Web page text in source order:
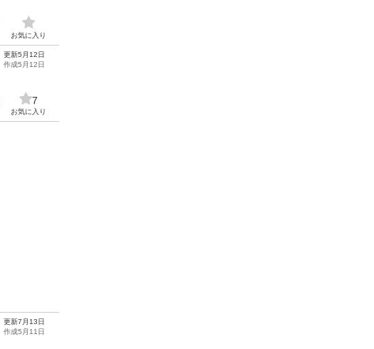
お気に入り
更新5月12日
作成5月12日
7
お気に入り
更新7月13日
作成5月11日